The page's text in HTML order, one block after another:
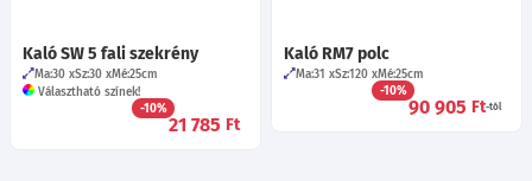
Kaló SW 5 fali szekrény
Ma:30 Sz:30 Mé:25cm
Választható színek!
-10%
21 785 Ft
Kaló RM7 polc
Ma:31 Sz:120 Mé:25cm
-10%
90 905 Ft-tól